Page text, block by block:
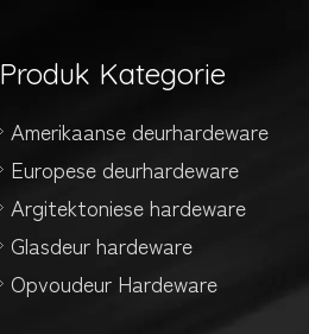
Produk Kategorie
Amerikaanse deurhardeware
Europese deurhardeware
Argitektoniese hardeware
Glasdeur hardeware
Opvoudeur Hardeware